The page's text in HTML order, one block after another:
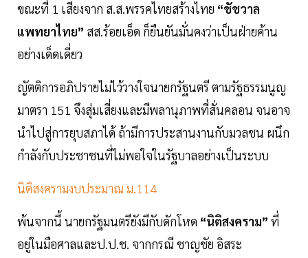
ขณะที่ 1 เสียงจาก ส.ส.พรรคไทยสร้างไทย “ชัชวาล
แพทยาไทย” สส.ร้อยเอ็ด ก็ยืนยันมั่นคงว่าเป็นฝ่ายค้าน
อย่างเด็ดเดี่ยว
ญัตติการอภิปรายไม่ไว้วางใจนายกรัฐนตรี ตามรัฐธรรมนูญ
มาตรา 151 จึงสุ่มเสี่ยงและมีพลานุภาพที่สั่นคลอน จนอาจ
นำไปสู่การยุบสภาได้ ถ้ามีการประสานงานกับมวลชน ผนึก
กำลังกับประชาชนที่ไม่พอใจในรัฐบาลอย่างเป็นระบบ
นิติสงครามงบประมาณ ม.114
พ้นจากนี้ นายกรัฐมนตรียังมีกับดักโหด “นิติสงคราม” ที่
อยู่ในมือศาลและป.ป.ช. จากกรณี ชาญชัย อิสระ